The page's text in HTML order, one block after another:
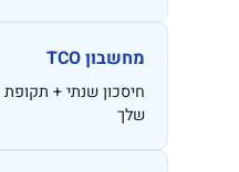
מחשבון TCO
חיסכון שנתי +
שלך